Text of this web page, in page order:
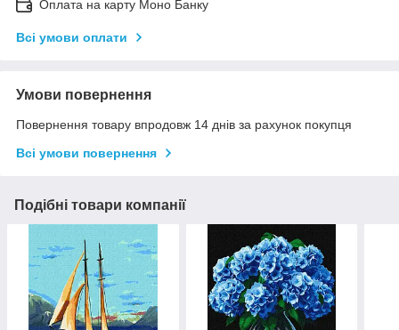
Оплата на карту Моно Банку
Всі умови оплати
Умови повернення
Повернення товару впродовж 14 днів за рахунок покупця
Всі умови повернення
Подібні товари компанії